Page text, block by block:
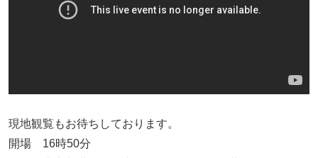
現地観覧もお待ちしております。
開場 16時50分